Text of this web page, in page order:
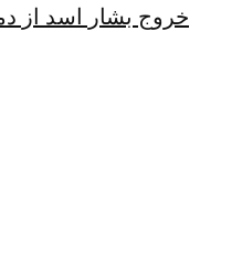
خروج بشار اسد از